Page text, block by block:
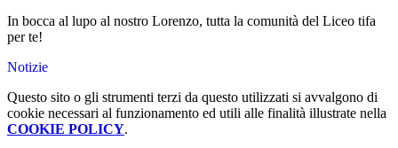
In bocca al lupo al nostro Lorenzo, tutta la comunità del Liceo tifa
per te!
Notizie
Questo sito o gli strumenti terzi da questo utilizzati si avvalgono di
cookie necessari al funzionamento ed utili alle finalità illustrate nella
COOKIE POLICY.